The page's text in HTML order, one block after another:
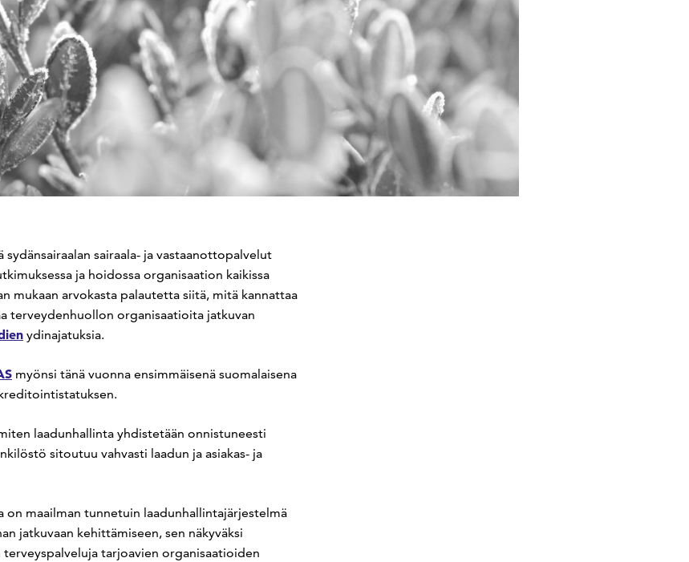
sydänsairaalan sairaala- ja vastaanottopalvelut
ja hoidossa organisaation kaikissa
mukaan arvokasta palautetta siitä, mitä kannattaa
terveydenhuollon organisaatioita jatkuvan
ydinajatuksia.
myönsi tänä vuonna ensimmäisenä suomalaisena
laadunhallinta yhdistetään onnistuneesti
sitoutuu vahvasti laadun ja asiakas- ja
on maailman tunnetuin laadunhallintajärjestelmä
jatkuvaan kehittämiseen, sen näkyväksi
tarjoavien organisaatioiden